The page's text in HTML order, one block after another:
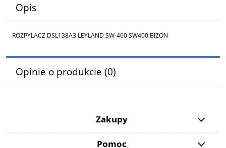
Opis
ROZPYLACZ DSL138A3 LEYLAND SW-400 SW400 BIZON
Opinie o produkcie (0)
Zakupy
Pomoc